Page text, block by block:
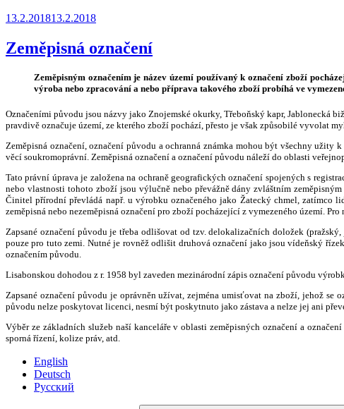
Publikováno
13.2.201813.2.2018
Zeměpisná označení
Zeměpisným označením je název území používaný k označení zboží
výroba nebo zpracování a nebo příprava takového zboží probíhá ve
Označeními původu jsou názvy jako Znojemské okurky, Třeboňský kapr, Jablonecká
pravdivě označuje území, ze kterého zboží pochází, přesto je však způsobilé vyvolat
Zeměpisná označení, označení původu a ochranná známka mohou být všechny
věcí soukromoprávní. Zeměpisná označení a označení původu náleží do oblasti
Tato právní úprava je založena na ochraně geografických označení spojených s
nebo vlastnosti tohoto zboží jsou výlučně nebo převážně dány zvláštním
Činitel přírodní převládá např. u výrobku označeného jako Žatecký chmel,
zeměpisná nebo nezeměpisná označení pro zboží pocházející z vymezeného území.
Zapsané označení původu je třeba odlišovat od tzv. delokalizačních doložek
pouze pro tuto zemi. Nutné je rovněž odlišit druhová označení jako jsou vídeňský
označením původu.
Lisabonskou dohodou z r. 1958 byl zaveden mezinárodní zápis označení původu
Zapsané označení původu je oprávněn užívat, zejména umisťovat na zboží, jehož
původu nelze poskytovat licenci, nesmí být poskytnuto jako zástava a nelze jej ani
Výběr ze základních služeb naší kanceláře v oblasti zeměpisných označení a
sporná řízení, kolize práv, atd.
English
Deutsch
Русский